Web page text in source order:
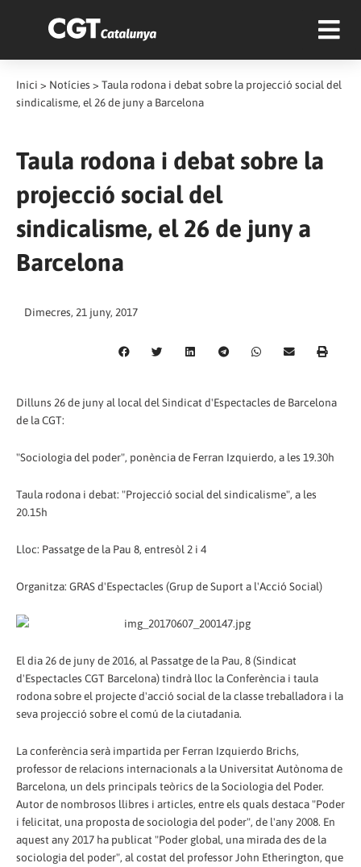
Inici > Notícies > Taula rodona i debat sobre la projecció social del
sindicalisme, el 26 de juny a Barcelona
Taula rodona i debat sobre la
projecció social del
sindicalisme, el 26 de juny a
Barcelona
Dimecres, 21 juny, 2017
Dilluns 26 de juny al local del Sindicat d'Espectacles de Barcelona
de la CGT:
"Sociologia del poder", ponència de Ferran Izquierdo, a les 19.30h
Taula rodona i debat: "Projecció social del sindicalisme", a les
20.15h
Lloc: Passatge de la Pau 8, entresòl 2 i 4
Organitza: GRAS d'Espectacles (Grup de Suport a l'Acció Social)
El dia 26 de juny de 2016, al Passatge de la Pau, 8 (Sindicat
d'Espectacles CGT Barcelona) tindrà lloc la Conferència i taula
rodona sobre el projecte d'acció social de la classe treballadora i la
seva projecció sobre el comú de la ciutadania.
La conferència serà impartida per Ferran Izquierdo Brichs,
professor de relacions internacionals a la Universitat Autònoma de
Barcelona, un dels principals teòrics de la Sociologia del Poder.
Autor de nombrosos llibres i articles, entre els quals destaca "Poder
i felicitat, una proposta de sociologia del poder", de l'any 2008. En
aquest any 2017 ha publicat "Poder global, una mirada des de la
sociologia del poder", al costat del professor John Etherington, que